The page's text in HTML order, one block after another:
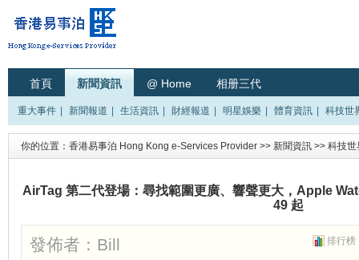
首頁 新聞資訊 @ Home 相册三代
重大事件 新聞報道 生活資訊 財經報道 明星娛樂 體育資訊 科技世
你的位置： 香港易事泊 Hong Kong e-Services Provider >> 新聞資訊 >> 科技世
AirTag 第二代登場：尋找範圍更廣、響聲更大，Apple
49 起
排行榜
發佈者： Bill